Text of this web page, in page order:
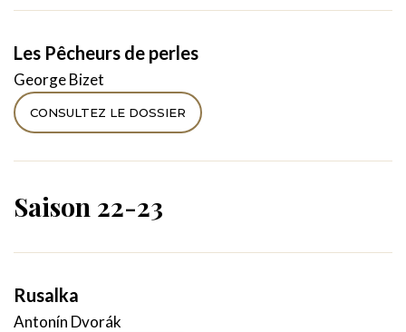
Les Pêcheurs de perles
George Bizet
CONSULTEZ LE DOSSIER
Saison 22-23
Rusalka
Antonín Dvorák